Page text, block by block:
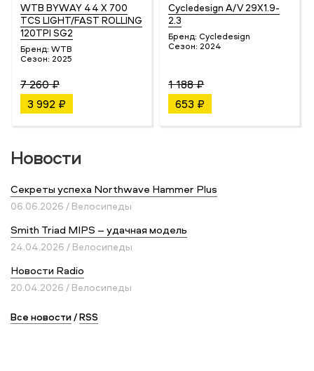
WTB BYWAY 44 X 700
TCS LIGHT/FAST ROLLING
120TPI SG2
Бренд: WTB
Сезон: 2025
7 260 ₽
3 992 ₽
Cycledesign A/V 29X1.9-
2.3
Бренд: Cycledesign
Сезон: 2024
1 188 ₽
653 ₽
Новости
Секреты успеха Northwave Hammer Plus
06.06.2026 / Велосипеды
Smith Triad MIPS – удачная модель
24.04.2026 / Велосипеды
Новости Radio
20.04.2026 / Велосипеды
Все новости/RSS